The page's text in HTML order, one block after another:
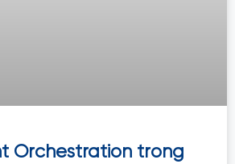
Orchestration trong